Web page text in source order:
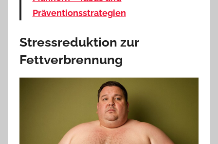
Präventionsstrategien
Stressreduktion zur
Fettverbrennung